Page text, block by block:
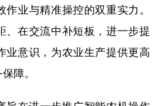
业与精准操控的双重实力。
、在交流中补短板，进一步提
业意识，为农业生产提供更高
障。